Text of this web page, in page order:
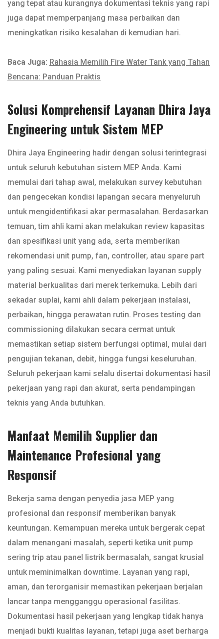
yang tepat atau kurangnya dokumentasi teknis yang rapi
juga dapat memperpanjang masa perbaikan dan
meningkatkan risiko kesalahan di kemudian hari.
Baca Juga: Rahasia Memilih Fire Water Tank yang Tahan
Bencana: Panduan Praktis
Solusi Komprehensif Layanan Dhira Jaya
Engineering untuk Sistem MEP
Dhira Jaya Engineering hadir dengan solusi terintegrasi
untuk seluruh kebutuhan sistem MEP Anda. Kami
memulai dari tahap awal, melakukan survey kebutuhan
dan pengecekan kondisi lapangan secara menyeluruh
untuk mengidentifikasi akar permasalahan. Berdasarkan
temuan, tim ahli kami akan melakukan review kapasitas
dan spesifikasi unit yang ada, serta memberikan
rekomendasi unit pump, fan, controller, atau spare part
yang paling sesuai. Kami menyediakan layanan supply
material berkualitas dari merek terkemuka. Lebih dari
sekadar suplai, kami ahli dalam pekerjaan instalasi,
perbaikan, hingga perawatan rutin. Proses testing dan
commissioning dilakukan secara cermat untuk
memastikan setiap sistem berfungsi optimal, mulai dari
pengujian tekanan, debit, hingga fungsi keseluruhan.
Seluruh pekerjaan kami selalu disertai dokumentasi hasil
pekerjaan yang rapi dan akurat, serta pendampingan
teknis yang Anda butuhkan.
Manfaat Memilih Supplier dan
Maintenance Profesional yang
Responsif
Bekerja sama dengan penyedia jasa MEP yang
profesional dan responsif memberikan banyak
keuntungan. Kemampuan mereka untuk bergerak cepat
dalam menangani masalah, seperti ketika unit pump
sering trip atau panel listrik bermasalah, sangat krusial
untuk meminimalkan downtime. Layanan yang rapi,
aman, dan terorganisir memastikan pekerjaan berjalan
lancar tanpa mengganggu operasional fasilitas.
Dokumentasi hasil pekerjaan yang lengkap tidak hanya
menjadi bukti kualitas layanan, tetapi juga aset berharga